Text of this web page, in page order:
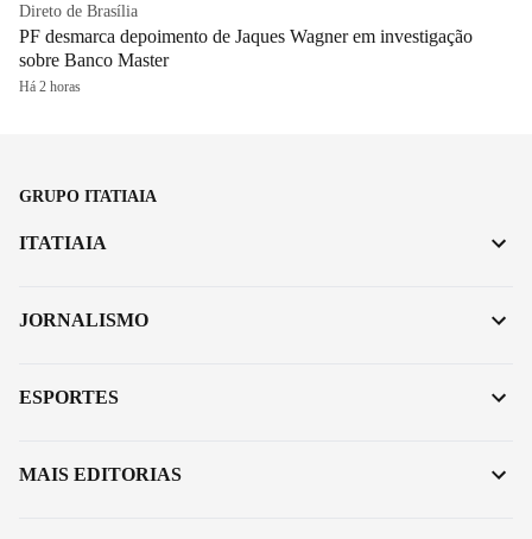
Direto de Brasília
PF desmarca depoimento de Jaques Wagner em investigação
sobre Banco Master
Há 2 horas
GRUPO ITATIAIA
ITATIAIA
JORNALISMO
ESPORTES
MAIS EDITORIAS